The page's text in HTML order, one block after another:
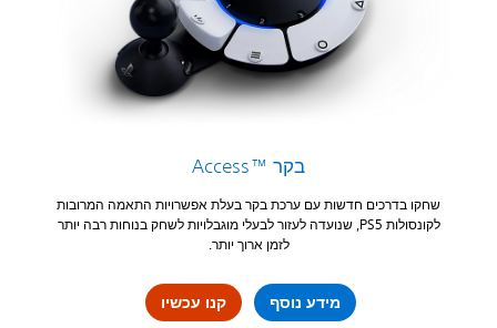
בקר Access™‎
שחקו בדרכים חדשות עם ערכת בקר בעלת אפשרויות התאמה המרובות
לקונסולות PS5, שנועדה לעזור לבעלי מוגבלויות לשחק בנוחות רבה יותר
לזמן ארוך יותר.
מידע נוסף קנו עכשיו